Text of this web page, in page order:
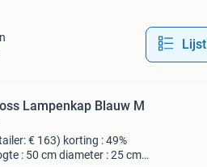
Lijst
Lampenkap Blauw M
€ 163) korting : 49%
: 50 cm diameter : 25 cm